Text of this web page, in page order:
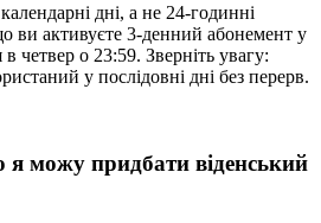
дні, а не 24-годинні
ви активуєте 3-денний абонемент у
в четвер о 23:59. Зверніть увагу:
у послідовні дні без перерв.
я можу придбати віденський